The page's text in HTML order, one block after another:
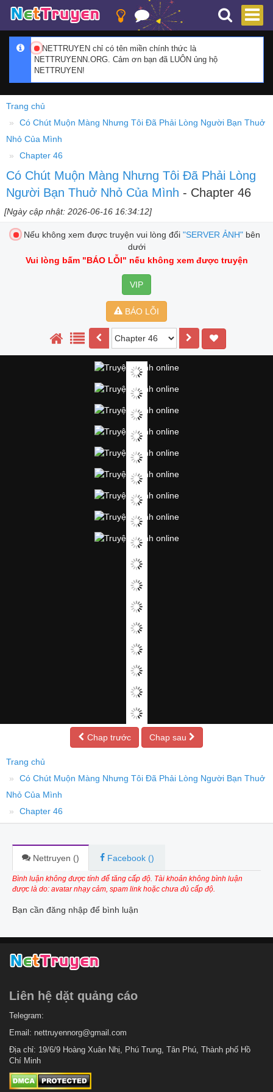
NETTRUYEN chỉ có tên miền chính thức là
NETTRUYENN.ORG. Cảm ơn bạn đã LUÔN ủng hộ
NETTRUYEN!
Trang chủ
Có Chút Muộn Màng Nhưng Tôi Đã Phải Lòng Người Bạn Thuở
Nhỏ Của Mình
Chapter 46
Có Chút Muộn Màng Nhưng Tôi Đã Phải Lòng
Người Bạn Thuở Nhỏ Của Mình - Chapter 46
[Ngày cập nhật: 2026-06-16 16:34:12]
Nếu không xem được truyện vui lòng đổi "SERVER ẢNH"bên
dưới
Vui lòng bấm "BÁO LỖI" nếu không xem được truyện
VIP
BÁO LỖI
Chap trước Chap sau
Trang chủ
Có Chút Muộn Màng Nhưng Tôi Đã Phải Lòng Người Bạn Thuở
Nhỏ Của Mình
Chapter 46
Nettruyen () Facebook ()
Bình luận không được tính để tăng cấp độ. Tài khoản không bình luận
được là do: avatar nhạy cảm, spam link hoặc chưa đủ cấp độ.
Bạn cần đăng nhập để bình luận
Liên hệ dặt quảng cáo
Telegram:
Email: nettruyennorg@gmail.com
Địa chỉ: 19/6/9 Hoàng Xuân Nhị, Phú Trung, Tân Phú, Thành phố Hồ
Chí Minh